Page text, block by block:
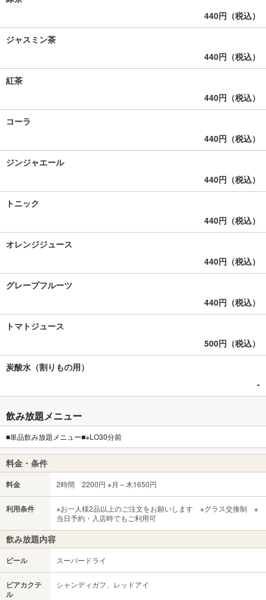
440円（税込）
ジャスミン茶
440円（税込）
紅茶
440円（税込）
コーラ
440円（税込）
ジンジャエール
440円（税込）
トニック
440円（税込）
オレンジジュース
440円（税込）
グレープフルーツ
440円（税込）
トマトジュース
500円（税込）
炭酸水（割りもの用）
-
飲み放題メニュー
■単品飲み放題メニュー■※LO30分前
料金・条件
料金 2時間 2200円 ※月～木1650円
利用条件
※お一人様2品以上のご注文をお願いします ※グラス交換制 ※
当日予約・入店時でもご利用可
飲み放題内容
ビール スーパードライ
ビアカクテ
ル
シャンディガフ、レッドアイ